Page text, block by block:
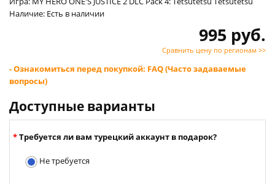
Наличие: Есть в наличии
995 руб.
Сравнить цену по регионам >>
- Ознакомиться перед покупкой: FAQ (Часто задаваемые
вопросы)
Доступные варианты
Требуется ли вам турецкий аккаунт в подарок?
Не требуется